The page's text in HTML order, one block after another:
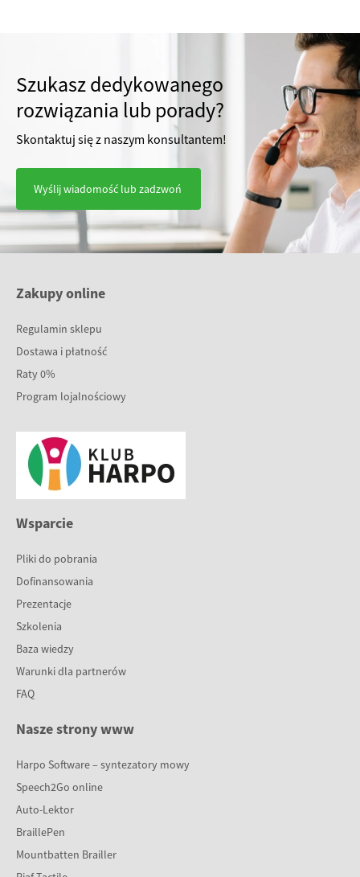
Szukasz dedykowanego
rozwiązania lub porady?
Skontaktuj się z naszym konsultantem!
Wyślij wiadomość lub zadzwoń
Zakupy online
Regulamin sklepu
Dostawa i płatność
Raty 0%
Program lojalnościowy
Wsparcie
Pliki do pobrania
Dofinansowania
Prezentacje
Szkolenia
Baza wiedzy
Warunki dla partnerów
FAQ
Nasze strony www
Harpo Software – syntezatory mowy
Speech2Go online
Auto-Lektor
BraillePen
Mountbatten Brailler